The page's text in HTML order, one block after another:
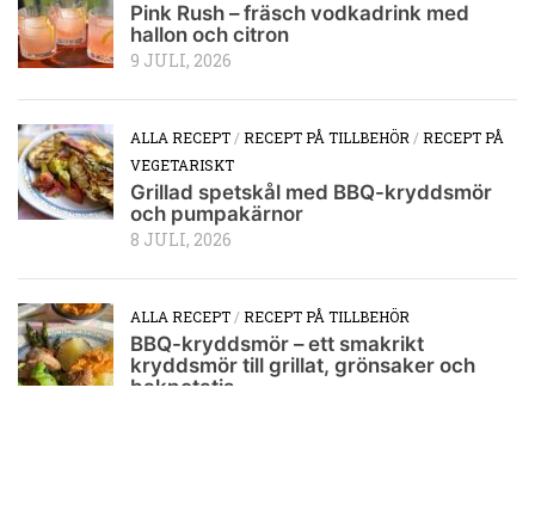
Pink Rush – fräsch vodkadrink med
hallon och citron
9 JULI, 2026
ALLA RECEPT /RECEPT PÅ TILLBEHÖR /RECEPT PÅ
VEGETARISKT
Grillad spetskål med BBQ-kryddsmör
och pumpakärnor
8 JULI, 2026
ALLA RECEPT /RECEPT PÅ TILLBEHÖR
BBQ-kryddsmör – ett smakrikt
kryddsmör till grillat, grönsaker och
bakpotatis